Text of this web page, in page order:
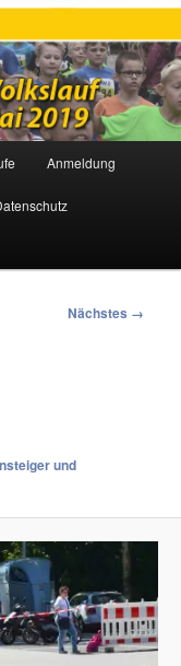
Anmeldung
Nächstes →
und